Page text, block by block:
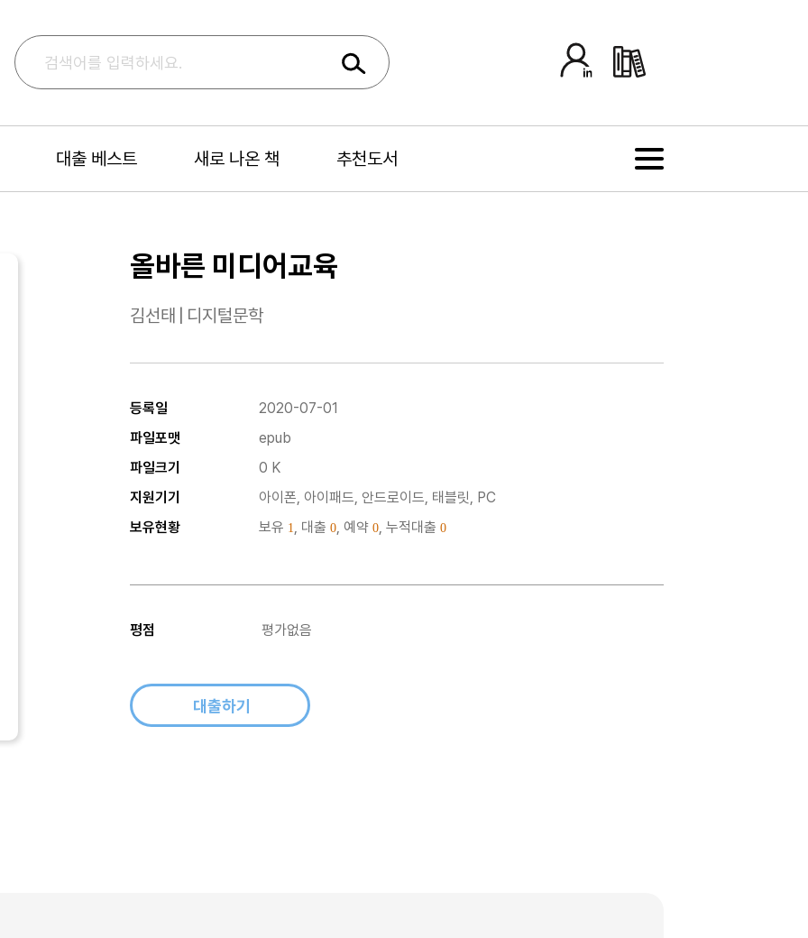
대출 베스트 새로 나온 책 추천도서
올바른 미디어교육
김선태 디지털문학
등록일
2020-07-01
파일포맷
epub
파일크기
0 K
지원기기
아이폰, 아이패드, 안드로이드, 태블릿, PC
보유현황
보유 1, 대출 0, 예약 0, 누적대출 0
평점 평가없음
대출하기